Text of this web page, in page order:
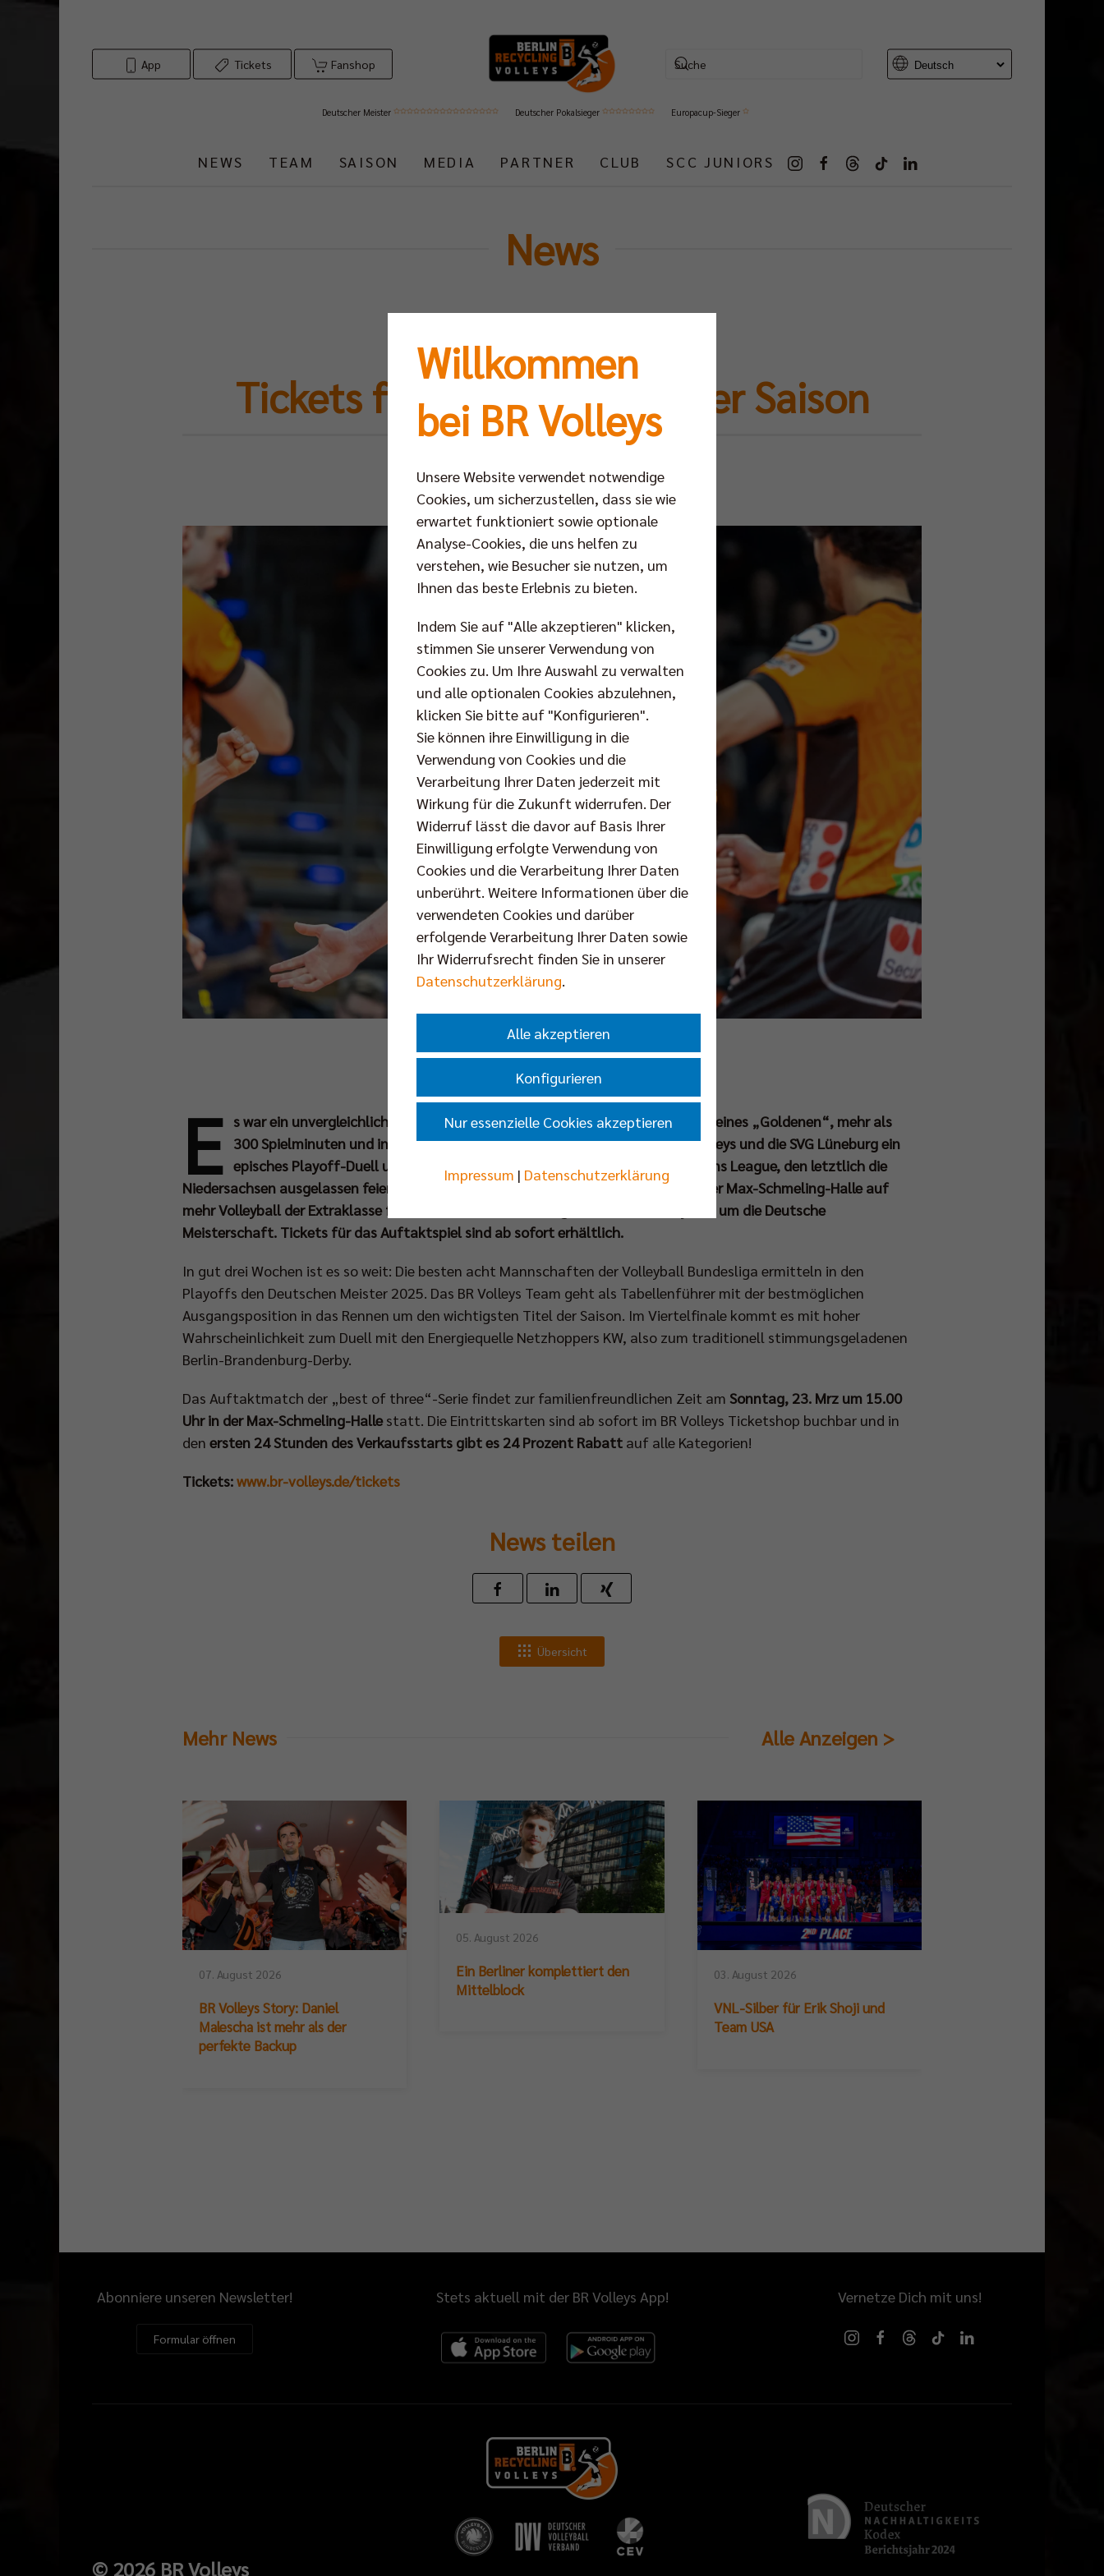
App Tickets Fanshop
Deutscher Meister Deutscher Pokalsieger Europacup-Sieger
NEWS TEAM SAISON MEDIA PARTNER CLUB SCC JUNIORS
News
Tickets für die beste Zeit der Saison
Foto: Andreas Gora
E s war ein unvergleichliches Spektakel: In zwei Matches, elf Sätzen inklusive eines „Goldenen“, mehr als
300 Spielminuten und insgesamt 488 Ballwechseln lieferten sich die BR Volleys und die SVG Lüneburg ein
episches Playoff-Duell um den Einzug in das Viertelfinale der CEV Champions League, den letztlich die
Niedersachsen ausgelassen feiern konnten. Schon bald darf sich das Publikum in der Max-Schmeling-Halle auf
mehr Volleyball der Extraklasse freuen, denn am 23. Mrz beginnen dort die Playoffs um die Deutsche
Meisterschaft. Tickets für das Auftaktspiel sind ab sofort erhältlich.
In gut drei Wochen ist es so weit: Die besten acht Mannschaften der Volleyball Bundesliga ermitteln in den
Playoffs den Deutschen Meister 2025. Das BR Volleys Team geht als Tabellenführer mit der bestmöglichen
Ausgangsposition in das Rennen um den wichtigsten Titel der Saison. Im Viertelfinale kommt es mit hoher
Wahrscheinlichkeit zum Duell mit den Energiequelle Netzhoppers KW, also zum traditionell stimmungsgeladenen
Berlin-Brandenburg-Derby.
Das Auftaktmatch der „best of three“-Serie findet zur familienfreundlichen Zeit am Sonntag, 23. Mrz um 15.00
Uhr in der Max-Schmeling-Hallestatt. Die Eintrittskarten sind ab sofort im BR Volleys Ticketshop buchbar und in
den ersten 24 Stunden des Verkaufsstarts gibt es 24 Prozent Rabatt auf alle Kategorien!
Tickets:www.br-volleys.de/tickets
News teilen
Übersicht
Mehr News Alle Anzeigen >
07. August 2026
BR Volleys Story: Daniel
Malescha ist mehr als der
perfekte Backup
05. August 2026
Ein Berliner komplettiert den
Mittelblock
03. August 2026
VNL-Silber für Erik Shoji und
Team USA
Abonniere unseren Newsletter!
Formular öffnen
Stets aktuell mit der BR Volleys App! Vernetze Dich mit uns!
© 2026 BR Volleys
Willkommen
bei BR Volleys
Unsere Website verwendet notwendige
Cookies, um sicherzustellen, dass sie wie
erwartet funktioniert sowie optionale
Analyse-Cookies, die uns helfen zu
verstehen, wie Besucher sie nutzen, um
Ihnen das beste Erlebnis zu bieten.
Indem Sie auf "Alle akzeptieren" klicken,
stimmen Sie unserer Verwendung von
Cookies zu. Um Ihre Auswahl zu verwalten
und alle optionalen Cookies abzulehnen,
klicken Sie bitte auf "Konfigurieren".
Sie können ihre Einwilligung in die
Verwendung von Cookies und die
Verarbeitung Ihrer Daten jederzeit mit
Wirkung für die Zukunft widerrufen. Der
Widerruf lässt die davor auf Basis Ihrer
Einwilligung erfolgte Verwendung von
Cookies und die Verarbeitung Ihrer Daten
unberührt. Weitere Informationen über die
verwendeten Cookies und darüber
erfolgende Verarbeitung Ihrer Daten sowie
Ihr Widerrufsrecht finden Sie in unserer
Datenschutzerklärung.
Alle akzeptieren
Konfigurieren
Nur essenzielle Cookies akzeptieren
Impressum | Datenschutzerklärung